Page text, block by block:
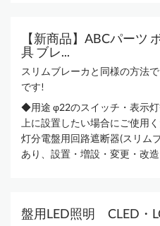
【新商品】ABCパーツ
具 ブレ...
スリムブレーカと同様の方法
です!
◆用途 φ22のスイッチ・表示
上に設置したい場合にご使用
灯分電盤用回路遮断器(スリム
あり、設置・増設・変更・改
盤用LED照明 CLED・